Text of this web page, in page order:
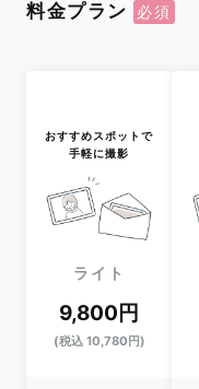
料金プラン
おすすめスポットで
手軽に撮影
ライト
9,800円
(税込 10,780円)